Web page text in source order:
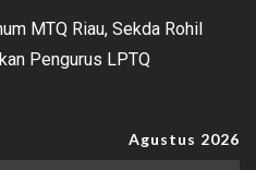
MTQ Riau, Sekda Rohil
Pengurus LPTQ
Agustus 2026